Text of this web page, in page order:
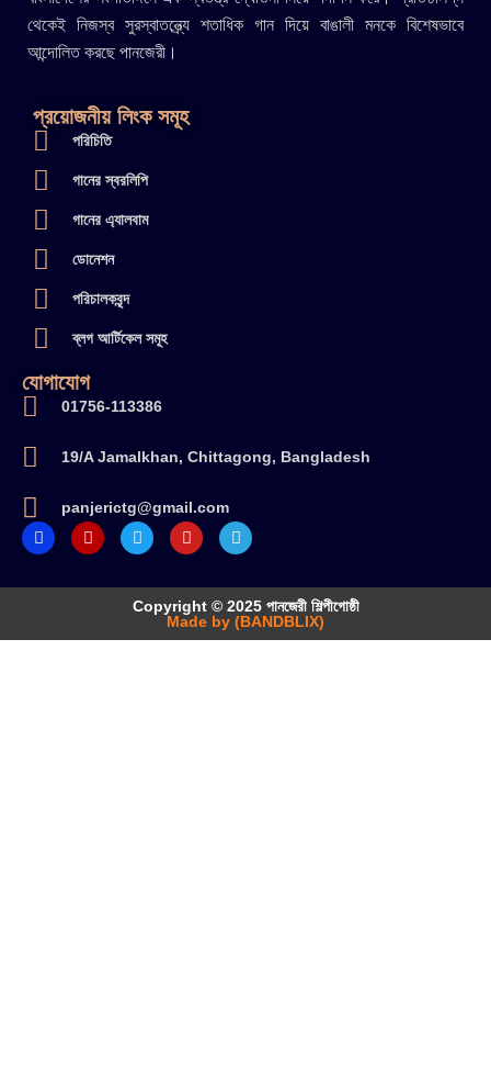
থেকেই নিজস্ব সুরস্বাতন্ত্র্যে শতাধিক গান দিয়ে বাঙালী মনকে বিশেষভাবে
আন্দোলিত করছে পানজেরী।
প্রয়োজনীয় লিংক সমূহ
পরিচিতি
গানের স্বরলিপি
গানের এ্যালবাম
ডোনেশন
পরিচালকবৃন্দ
ব্লগ আর্টিকেল সমূহ
যোগাযোগ
01756-113386
19/A Jamalkhan, Chittagong, Bangladesh
panjerictg@gmail.com
Copyright © 2025 পানজেরী শিল্পীগোষ্ঠী
Made by (BANDBLIX)